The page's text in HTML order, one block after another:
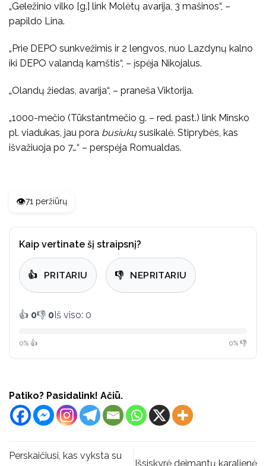
„Geležinio vilko [g.] link Molėtų avarija, 3 mašinos“, –
papildo Lina.
„Prie DEPO sunkvežimis ir 2 lengvos, nuo Lazdynų kalno
iki DEPO valandą kamštis“, – įspėja Nikojalus.
„Olandų žiedas, avarija“, – praneša Viktorija.
„1000-mečio (Tūkstantmečio g. – red. past.) link Minsko
pl. viadukas, jau pora busiukųsusikalė. Stiprybės, kas
išvažiuoja po 7…“ – perspėja Romualdas.
👁️71 peržiūrų
Kaip vertinate šį straipsnį?
👍 PRITARIU 👎 NEPRITARIU
👍 0👎 0Iš viso: 0
0% 👍 0% 👎
Patiko? Pasidalink! Ačiū.
Perskaičiusi, kas vyksta su
Išsiskyrė deimantų karalienė